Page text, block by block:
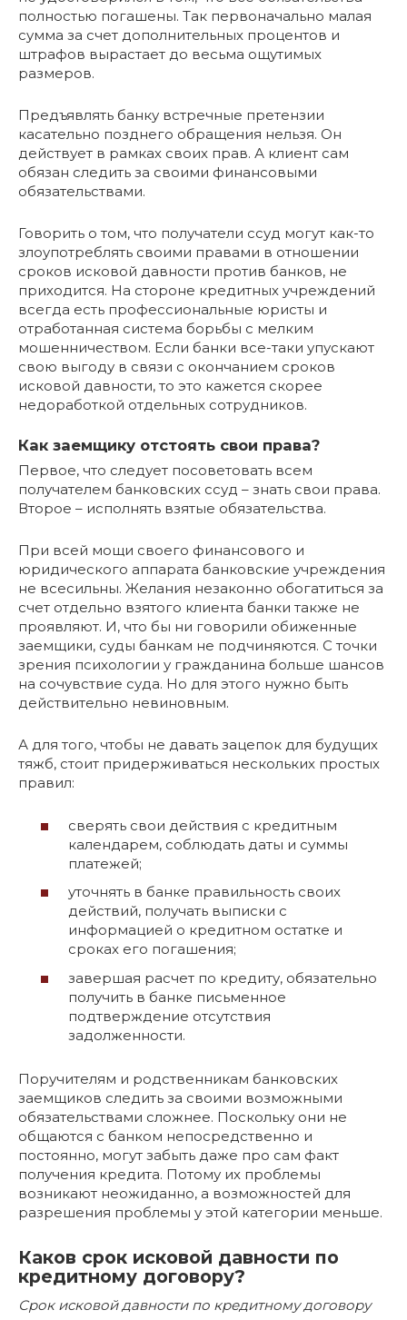
полностью погашены. Так первоначально малая
сумма за счет дополнительных процентов и
штрафов вырастает до весьма ощутимых
размеров.
Предъявлять банку встречные претензии
касательно позднего обращения нельзя. Он
действует в рамках своих прав. А клиент сам
обязан следить за своими финансовыми
обязательствами.
Говорить о том, что получатели ссуд могут как-то
злоупотреблять своими правами в отношении
сроков исковой давности против банков, не
приходится. На стороне кредитных учреждений
всегда есть профессиональные юристы и
отработанная система борьбы с мелким
мошенничеством. Если банки все-таки упускают
свою выгоду в связи с окончанием сроков
исковой давности, то это кажется скорее
недоработкой отдельных сотрудников.
Как заемщику отстоять свои права?
Первое, что следует посоветовать всем
получателем банковских ссуд – знать свои права.
Второе – исполнять взятые обязательства.
При всей мощи своего финансового и
юридического аппарата банковские учреждения
не всесильны. Желания незаконно обогатиться за
счет отдельно взятого клиента банки также не
проявляют. И, что бы ни говорили обиженные
заемщики, суды банкам не подчиняются. С точки
зрения психологии у гражданина больше шансов
на сочувствие суда. Но для этого нужно быть
действительно невиновным.
А для того, чтобы не давать зацепок для будущих
тяжб, стоит придерживаться нескольких простых
правил:
сверять свои действия с кредитным
календарем, соблюдать даты и суммы
платежей;
уточнять в банке правильность своих
действий, получать выписки с
информацией о кредитном остатке и
сроках его погашения;
завершая расчет по кредиту, обязательно
получить в банке письменное
подтверждение отсутствия
задолженности.
Поручителям и родственникам банковских
заемщиков следить за своими возможными
обязательствами сложнее. Поскольку они не
общаются с банком непосредственно и
постоянно, могут забыть даже про сам факт
получения кредита. Потому их проблемы
возникают неожиданно, а возможностей для
разрешения проблемы у этой категории меньше.
Каков срок исковой давности по
кредитному договору?
Срок исковой давности по кредитному договору